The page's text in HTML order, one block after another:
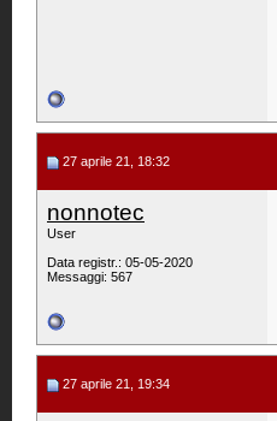
27 aprile 21, 18:32
nonnotec
User
Data registr.: 05-05-2020
Messaggi: 567
27 aprile 21, 19:34